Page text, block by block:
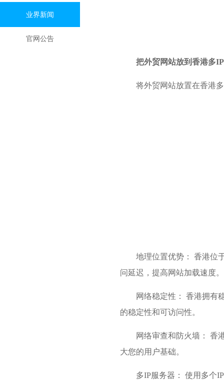
业界新闻
官网公告
把外贸网站放到香港多
将外贸网站放置在香港
地理位置优势： 香港位
问延迟，提高网站加载速度。
网络稳定性： 香港拥有
的稳定性和可访问性。
网络审查和防火墙： 香
大您的用户基础。
多IP服务器： 使用多个